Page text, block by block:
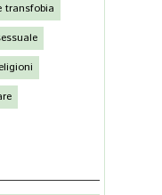
transfobia